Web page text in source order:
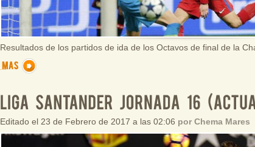
Resultados de los partidos de ida de los Octavos de final de la
Editado el 23 de Febrero de 2017 a las 02:06 por Chema Mares